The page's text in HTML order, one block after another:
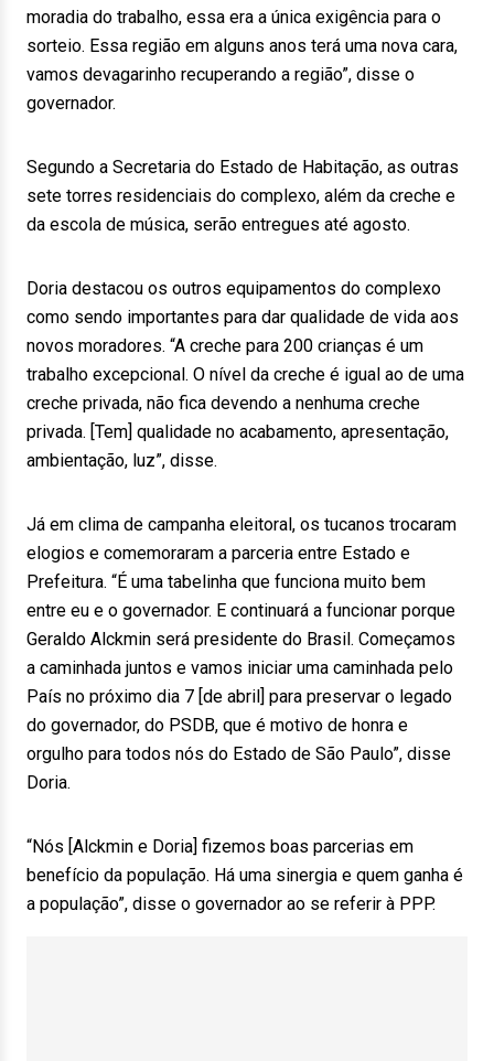
moradia do trabalho, essa era a única exigência para o
sorteio. Essa região em alguns anos terá uma nova cara,
vamos devagarinho recuperando a região”, disse o
governador.
Segundo a Secretaria do Estado de Habitação, as outras
sete torres residenciais do complexo, além da creche e
da escola de música, serão entregues até agosto.
Doria destacou os outros equipamentos do complexo
como sendo importantes para dar qualidade de vida aos
novos moradores. “A creche para 200 crianças é um
trabalho excepcional. O nível da creche é igual ao de uma
creche privada, não fica devendo a nenhuma creche
privada. [Tem] qualidade no acabamento, apresentação,
ambientação, luz”, disse.
Já em clima de campanha eleitoral, os tucanos trocaram
elogios e comemoraram a parceria entre Estado e
Prefeitura. “É uma tabelinha que funciona muito bem
entre eu e o governador. E continuará a funcionar porque
Geraldo Alckmin será presidente do Brasil. Começamos
a caminhada juntos e vamos iniciar uma caminhada pelo
País no próximo dia 7 [de abril] para preservar o legado
do governador, do PSDB, que é motivo de honra e
orgulho para todos nós do Estado de São Paulo”, disse
Doria.
“Nós [Alckmin e Doria] fizemos boas parcerias em
benefício da população. Há uma sinergia e quem ganha é
a população”, disse o governador ao se referir à PPP.